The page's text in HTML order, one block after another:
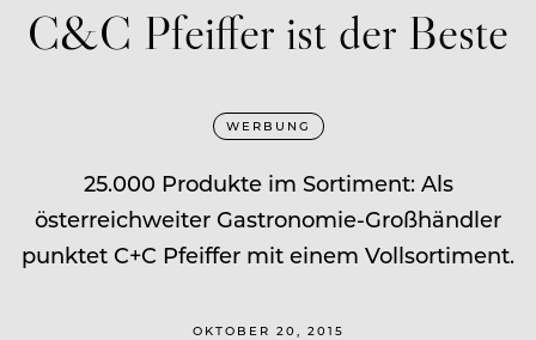
C&C Pfeiffer ist der Beste
WERBUNG
25.000 Produkte im Sortiment: Als
österreichweiter Gastronomie-Großhändler
punktet C+C Pfeiffer mit einem Vollsortiment.
OKTOBER 20, 2015